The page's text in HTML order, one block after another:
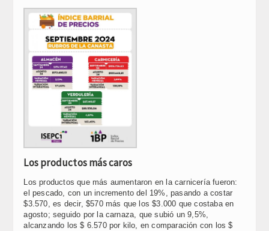
Los productos más caros
Los productos que más aumentaron en la carnicería fueron:
el pescado, con un incremento del 19%, pasando a costar
$3.570, es decir, $570 más que los $3.000 que costaba en
agosto; seguido por la carnaza, que subió un 9,5%,
alcanzando los $ 6.570 por kilo, en comparación con los $